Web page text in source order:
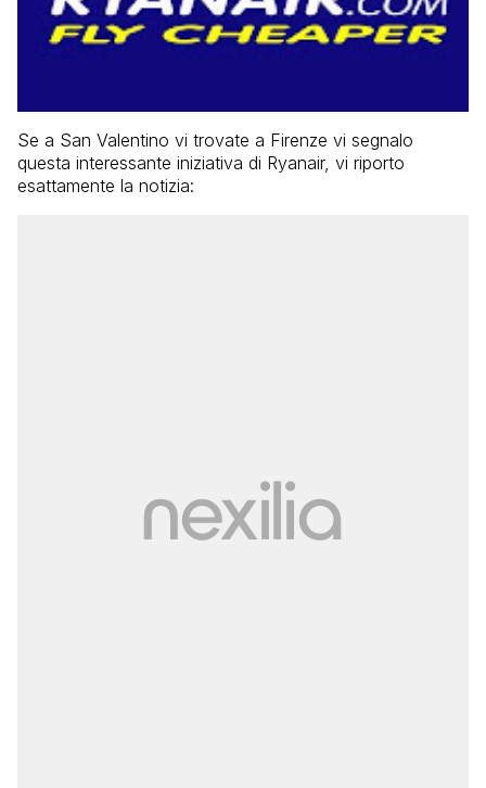
Se a San Valentino vi trovate a Firenze vi segnalo
questa interessante iniziativa di Ryanair, vi riporto
esattamente la notizia: